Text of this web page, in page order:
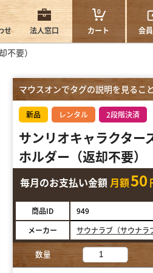
せ 法人窓口 カート
0
会
不要）
マウスオンでタグの説明を見るこ
新品 レンタル 2段階決済
サンリオキャラクター
ホルダー（返却不要）
毎月のお支払い金額 月額50
商品ID
949
メーカー
サウナラブ（サウナラ
数量